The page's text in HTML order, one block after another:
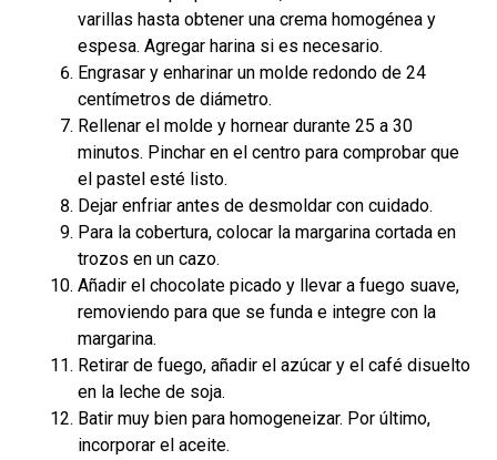
varillas hasta obtener una crema homogénea y
espesa. Agregar harina si es necesario.
Engrasar y enharinar un molde redondo de 24
centímetros de diámetro.
Rellenar el molde y hornear durante 25 a 30
minutos. Pinchar en el centro para comprobar que
el pastel esté listo.
Dejar enfriar antes de desmoldar con cuidado.
Para la cobertura, colocar la margarina cortada en
trozos en un cazo.
Añadir el chocolate picado y llevar a fuego suave,
removiendo para que se funda e integre con la
margarina.
Retirar de fuego, añadir el azúcar y el café disuelto
en la leche de soja.
Batir muy bien para homogeneizar. Por último,
incorporar el aceite.